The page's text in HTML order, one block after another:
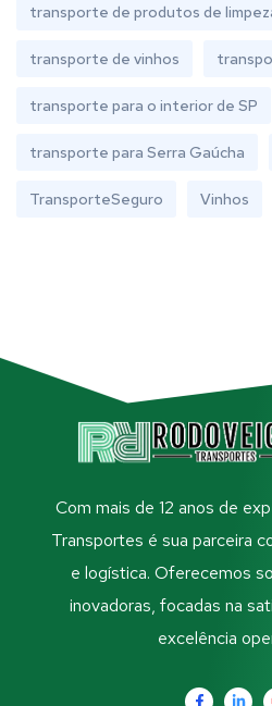
transporte de produtos de
transporte de vinhos
transporte para o interior de SP
transporte para Serra Gaúcha
TransporteSeguro Vinhos
Com mais de 12 anos de
Transportes é sua parceira
e logística. Oferecemos
inovadoras, focadas na
excelência